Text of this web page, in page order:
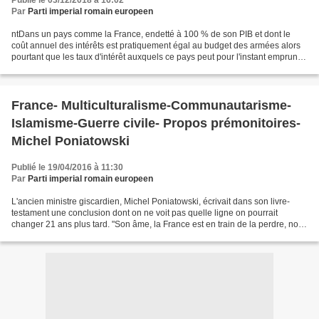
Par Parti imperial romain europeen
ntDans un pays comme la France, endetté à 100 % de son PIB et dont le
coût annuel des intérêts est pratiquement égal au budget des armées alors
pourtant que les taux d'intérêt auxquels ce pays peut pour l'instant emprunter
France- Multiculturalisme-Communautarisme-
Islamisme-Guerre civile- Propos prémonitoires-
Michel Poniatowski
Publié le 19/04/2016 à 11:30
Par Parti imperial romain europeen
L'ancien ministre giscardien, Michel Poniatowski, écrivait dans son livre-
testament une conclusion dont on ne voit pas quelle ligne on pourrait
changer 21 ans plus tard. "Son âme, la France est en train de la perdre, non